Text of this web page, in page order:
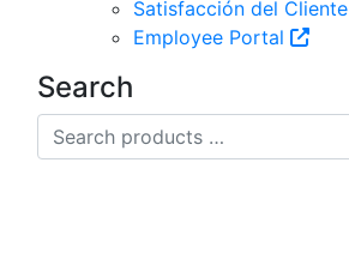
Satisfacción del Cliente
Employee Portal
Search
Search
products